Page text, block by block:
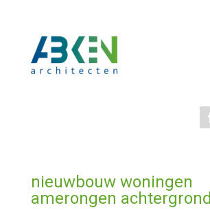
nieuwbouw woningen
amerongen achtergrond